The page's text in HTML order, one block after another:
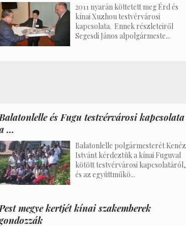
2011 nyarán köttetett meg Érd és
kínai Xuzhou testvérvárosi
kapcsolata. Ennek részleteiről
Segesdi János alpolgármeste...
és Fugu testvérvárosi kapcsolata
...
Balatonlelle polgármesterét Kenéz
Istvánt kérdeztük a kínai Fuguval
kötött testvérvárosi kapcsolatáról,
és az együttműkö...
megye kertjét kínai szakemberek